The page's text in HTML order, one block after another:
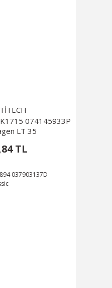
074145933P
LT 35
TL